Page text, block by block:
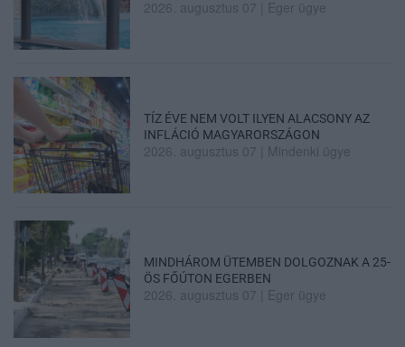
2026. augusztus 07 Eger ügye
TÍZ ÉVE NEM VOLT ILYEN ALACSONY AZ
INFLÁCIÓ MAGYARORSZÁGON
2026. augusztus 07 Mindenki ügye
MINDHÁROM ÜTEMBEN DOLGOZNAK A 25-
ÖS FŐÚTON EGERBEN
2026. augusztus 07 Eger ügye